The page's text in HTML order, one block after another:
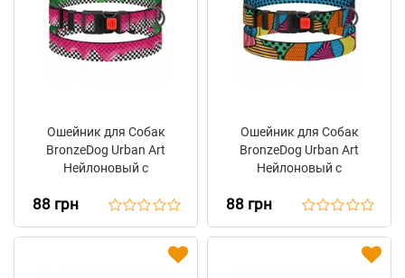
Ошейник для Собак
BronzeDog Urban Art
Нейлоновый с
Пит-стоп
88 грн
Ошейник для Собак
BronzeDog Urban Art
Нейлоновый с
Поли
88 грн